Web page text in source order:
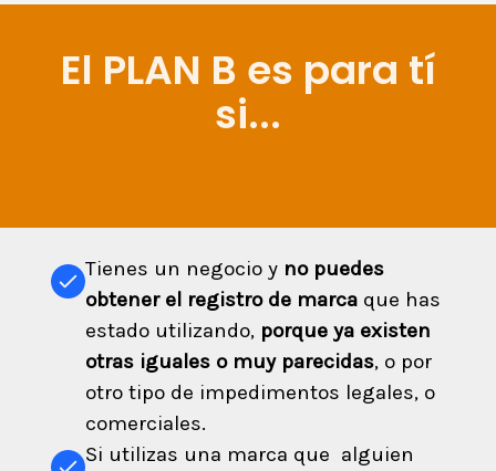
El PLAN B es para tí
si...
Tienes un negocio y no puedes
obtener el registro de marcaque has
estado utilizando, porque ya existen
otras iguales o muy parecidas, o por
otro tipo de impedimentos legales, o
comerciales.
Si utilizas una marca que alguien